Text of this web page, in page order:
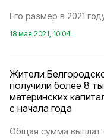
Его размер в 2021
18 мая 2021, 10:04
Жители
получили более 8
материнских
с начала года
Общая сумма выплат